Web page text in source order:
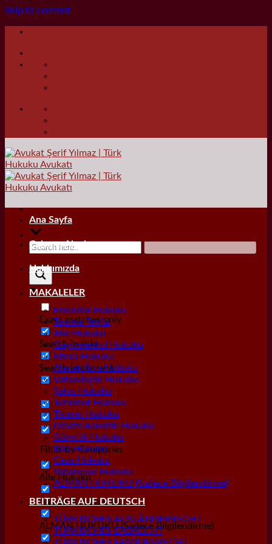
Skip to content
Exact matches only
Search in title
Search in content
Filter by Categories
Aile Hukuku
Alacak/İcra Hukuku
ALMAN HUKUKU (Sadece Bilgilendirme)
Ana Sayfa
Çalışma Alanları
Hakkımızda
MAKALELER
Emeklilik Hukuku
Tanıma Tenfiz
Aile Hukuku
Gayrımenkul Hukuku
Miras Hukuku
Alacak/İcra Hukuku
Vatandaşlık Hukuku
Şahıs Hukuku
Tazminat Hukuku
Ticaret Hukuku
Dövizli Askerlik Hukuku
Gümrük Hukuku
Kira Hukuku
Ceza Hukuku
Yabancılar Hukuku
ALMAN HUKUKU (Sadece Bilgilendirme)
BEITRÄGE AUF DEUTSCH
TÜRKISCHES AUSLÄNDERRECHT
TÜRKISCHES ERBRECHT